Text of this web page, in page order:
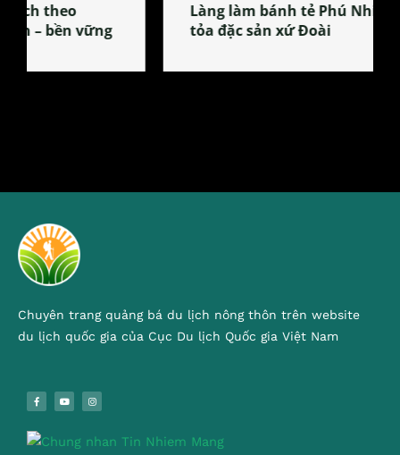
Làng làm bánh tẻ Phú Nhi – nơi lan
tỏa đặc sản xứ Đoài
Chuyên trang quảng bá du lịch nông thôn trên website
du lịch quốc gia của Cục Du lịch Quốc gia Việt Nam